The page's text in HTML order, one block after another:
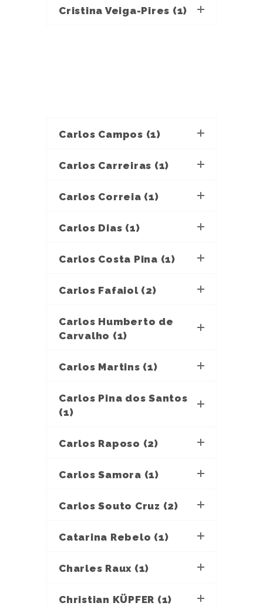
Cristina Veiga-Pires (1)
Carlos Campos (1)
Carlos Carreiras (1)
Carlos Correia (1)
Carlos Dias (1)
Carlos Costa Pina (1)
Carlos Fafaiol (2)
Carlos Humberto de
Carvalho (1)
Carlos Martins (1)
Carlos Pina dos Santos
(1)
Carlos Raposo (2)
Carlos Samora (1)
Carlos Souto Cruz (2)
Catarina Rebelo (1)
Charles Raux (1)
Christian KÜPFER (1)